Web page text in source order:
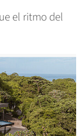
el ritmo del